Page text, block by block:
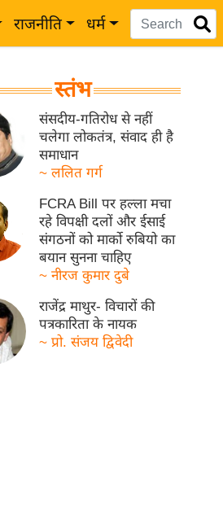
राजनीति धर्म
स्तंभ
संसदीय-गतिरोध से नहीं
चलेगा लोकतंत्र, संवाद ही है
समाधान
~ ललित गर्ग
FCRA Bill पर हल्ला मचा
रहे विपक्षी दलों और ईसाई
संगठनों को मार्को रुबियो का
बयान सुनना चाहिए
~ नीरज कुमार दुबे
राजेंद्र माथुर- विचारों की
पत्रकारिता के नायक
~ प्रो. संजय द्विवेदी